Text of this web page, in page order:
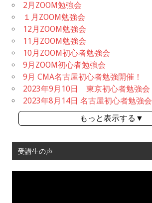
2月ZOOM勉強会
１月ZOOM勉強会
12月ZOOM勉強会
11月ZOOM勉強会
10月ZOOM初心者勉強会
9月ZOOM初心者勉強会
9月 CMA名古屋初心者勉強開催！
2023年9月10日 東京初心者勉強会
2023年8月14日 名古屋初心者勉強会
もっと表示する▼
受講生の声